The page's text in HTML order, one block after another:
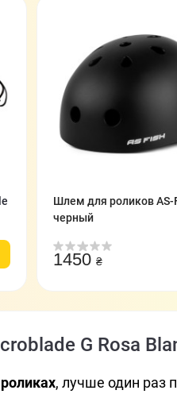
Шлем для роликов AS-
черный
1450 ₴
G Rosa
, лучше один раз